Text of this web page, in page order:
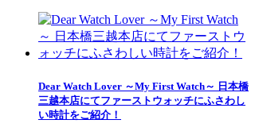
Dear Watch Lover ～My First Watch～ 日本橋
三越本店にてファーストウォッチにふさわし
い時計をご紹介！